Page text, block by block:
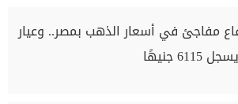
مفاجئ في أسعار الذهب بمصر.. وعيار